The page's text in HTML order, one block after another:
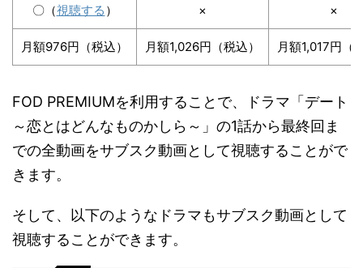
〇（視聴する ） × ×
月額976円（税込） 月額1,026円（税込） 月額1,017円（
FOD PREMIUMを利用することで、ドラマ「デート
～恋とはどんなものかしら～」の1話から最終回ま
での全動画をサブスク動画として視聴することがで
きます。
そして、以下のようなドラマもサブスク動画として
視聴することができます。